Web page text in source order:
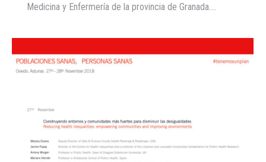
Medicina y Enfermería de la provincia de Granada.…